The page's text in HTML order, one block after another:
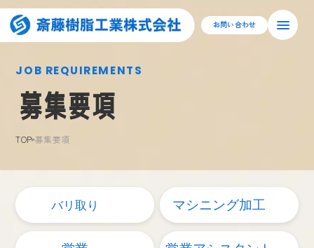
お問い合わせ
JOB REQUIREMENTS
募集要項
TOP 募集要項
バリ取り マシニング加工